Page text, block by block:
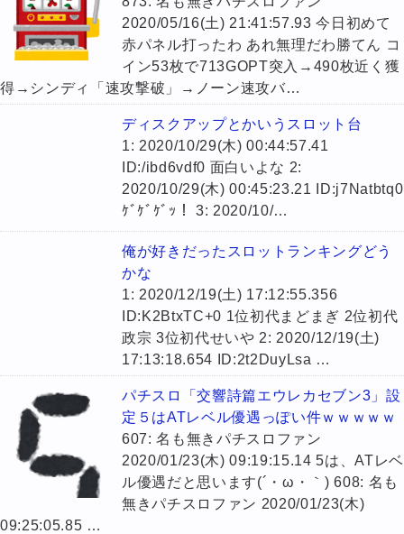
2020/05/16(土) 21:41:57.93 今日初めて
赤パネル打ったわ あれ無理だわ勝てん コ
イン53枚で713GOPT突入→490枚近く獲
得→シンディ「速攻撃破」→ノーン速攻バ…
ディスクアップとかいうスロット台
1: 2020/10/29(木) 00:44:57.41
ID:/ibd6vdf0 面白いよな 2:
2020/10/29(木) 00:45:23.21 ID:j7Natbtq0
ｹﾞｹﾞｹﾞｯ！ 3: 2020/10/…
俺が好きだったスロットランキングどう
かな
1: 2020/12/19(土) 17:12:55.356
ID:K2BtxTC+0 1位初代まどまぎ 2位初代
政宗 3位初代せいや 2: 2020/12/19(土)
17:13:18.654 ID:2t2DuyLsa …
パチスロ「交響詩篇エウレカセブン3」設
定５はATレベル優遇っぽい件ｗｗｗｗｗ
607: 名も無きパチスロファン
2020/01/23(木) 09:19:15.14 5は、ATレベ
ル優遇だと思います(´・ω・｀) 608: 名も
無きパチスロファン 2020/01/23(木)
09:25:05.85 …